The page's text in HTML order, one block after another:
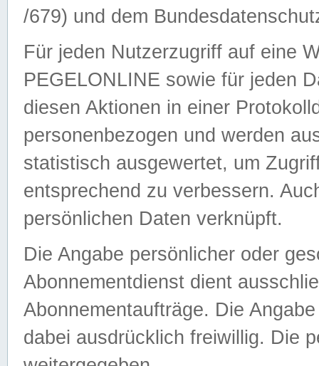
/679) und dem
Für jeden Nutzerzugriff auf eine
PEGELONLINE sowie für jeden
diesen Aktionen in einer
personenbezogen und werden
statistisch ausgewertet, um
entsprechend zu verbessern.
persönlichen Daten verknüpft.
Die Angabe persönlicher oder
Abonnementdienst dient
Abonnementaufträge. Die
dabei ausdrücklich freiwillig. Die